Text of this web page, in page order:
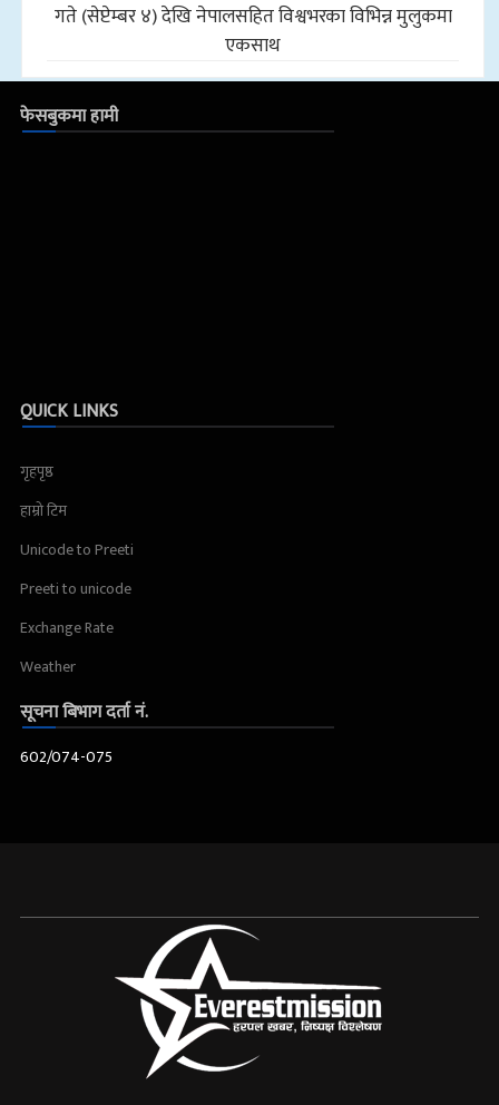
गते (सेप्टेम्बर ४) देखि नेपालसहित विश्वभरका विभिन्न मुलुकमा
एकसाथ
फेसबुकमा हामी
QUICK LINKS
गृहपृष्ठ
हाम्रो टिम
Unicode to Preeti
Preeti to unicode
Exchange Rate
Weather
सूचना बिभाग दर्ता नं.
602/074-075